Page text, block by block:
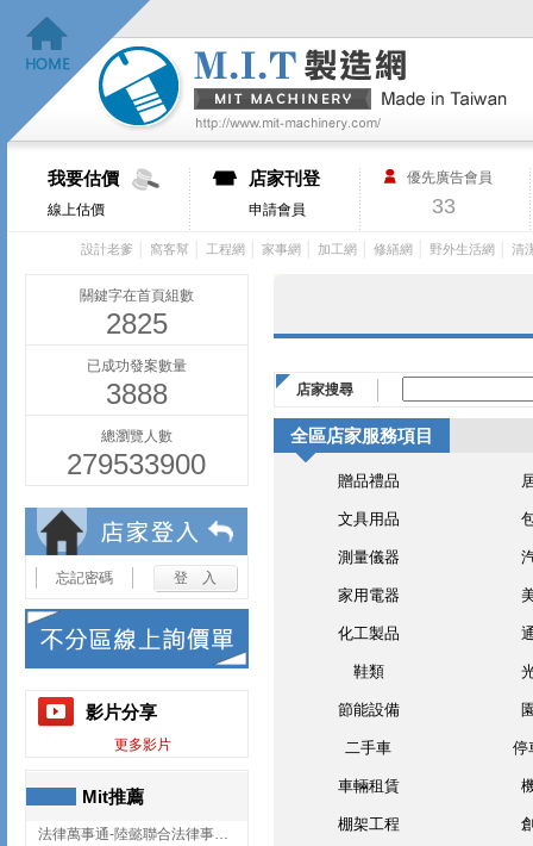
我要估價
線上估價
店家刊登
申請會員
優先廣告會員
33
設計老爹 窩客幫 工程網 家事網 加工網 修繕網 野外生活網 清
關鍵字在首頁組數
2825
已成功發案數量
3888
總瀏覽人數
279533900
忘記密碼
影片分享
更多影片
Mit推薦
法律萬事通-陸懿聯合法律事務所
店家搜尋
全區店家服務項目
贈品禮品
文具用品
測量儀器
家用電器
化工製品
鞋類
節能設備
二手車 停
車輛租賃
棚架工程